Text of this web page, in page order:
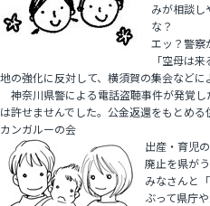
みが相談し
な？
エッ？警察
「空母は
地の強化に反対して、横須賀の集会などに
神奈川県警による電話盗聴事件が発覚
は許せませんでした。公金返還をもとめる
カンガルーの会
出産・育児
廃止を県が
みなさんと
ぶって県庁